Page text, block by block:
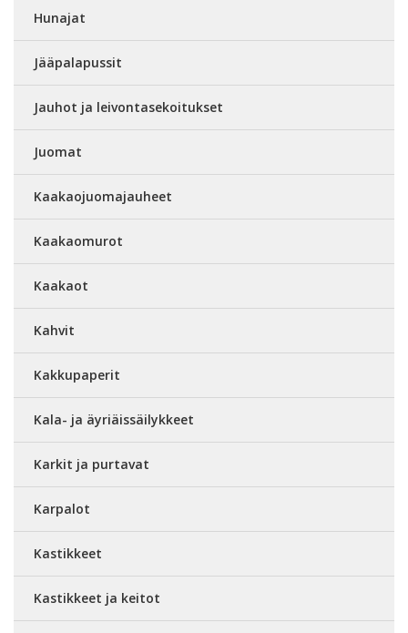
Hunajat
Jääpalapussit
Jauhot ja leivontasekoitukset
Juomat
Kaakaojuomajauheet
Kaakaomurot
Kaakaot
Kahvit
Kakkupaperit
Kala- ja äyriäissäilykkeet
Karkit ja purtavat
Karpalot
Kastikkeet
Kastikkeet ja keitot